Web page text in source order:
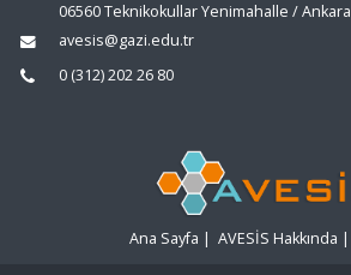
06560 Teknikokullar Yenimahalle / Ankara
avesis@gazi.edu.tr
0 (312) 202 26 80
Ana Sayfa | AVESİS Hakkında |